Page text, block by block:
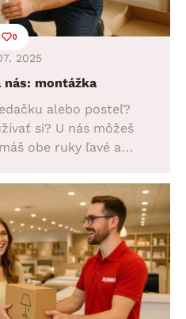
0
2025
nás: montážka
alebo posteľ?
si? U nás môžeš
obe ruky ľavé a
všetko za teba.